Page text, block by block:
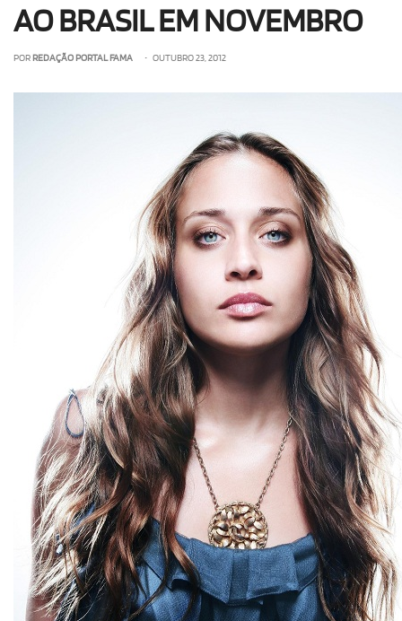
AO BRASIL EM NOVEMBRO
PORREDAÇÃO PORTAL FAMA • OUTUBRO 23, 2012